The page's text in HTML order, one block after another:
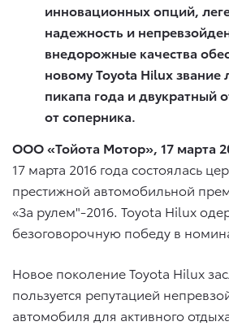
инновационных опций,
надежность и
внедорожные качества
новомуToyota Hiluxзвание
пикапа года и двукратный
от соперника.
ООО «Тойота Мотор», 17 марта
17 марта 2016 года состоялась
престижной автомобильной
«За рулем"-2016. Toyota Hilux
безоговорочную победу в
Новое поколение Toyota Hilux
пользуется репутацией
автомобиля для активного